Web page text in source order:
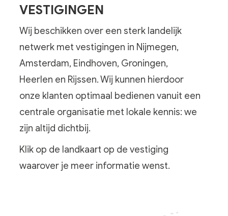
VESTIGINGEN
Wij beschikken over een sterk landelijk
netwerk met vestigingen in Nijmegen,
Amsterdam, Eindhoven, Groningen,
Heerlen en Rijssen. Wij kunnen hierdoor
onze klanten optimaal bedienen vanuit een
centrale organisatie met lokale kennis: we
zijn altijd dichtbij.
Klik op de landkaart op de vestiging
waarover je meer informatie wenst.